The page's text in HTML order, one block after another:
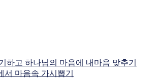
하고 하나님의 마음에 내마음 맞추기
서 마음속 가시뽑기